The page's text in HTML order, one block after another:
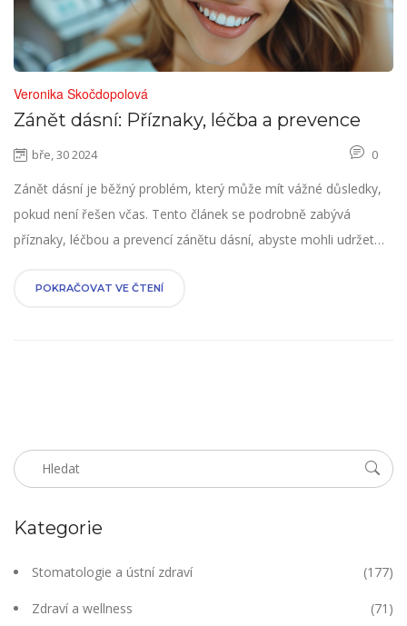
Veronika Skočdopolová
Zánět dásní: Příznaky, léčba a prevence
bře, 30 2024 0
Zánět dásní je běžný problém, který může mít vážné důsledky,
pokud není řešen včas. Tento článek se podrobně zabývá
příznaky, léčbou a prevencí zánětu dásní, abyste mohli udržet
jak si udržet dásně v dobrém stavu a zakročit v případě potíží.
POKRAČOVAT VE ČTENÍ
Kategorie
Stomatologie a ústní zdraví (177)
Zdraví a wellness (71)